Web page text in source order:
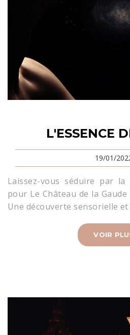
L'ESSENCE
19/01/
Laissez-vous séduire par
pour Le Château de la
Une découverte sensorielle
VOIR